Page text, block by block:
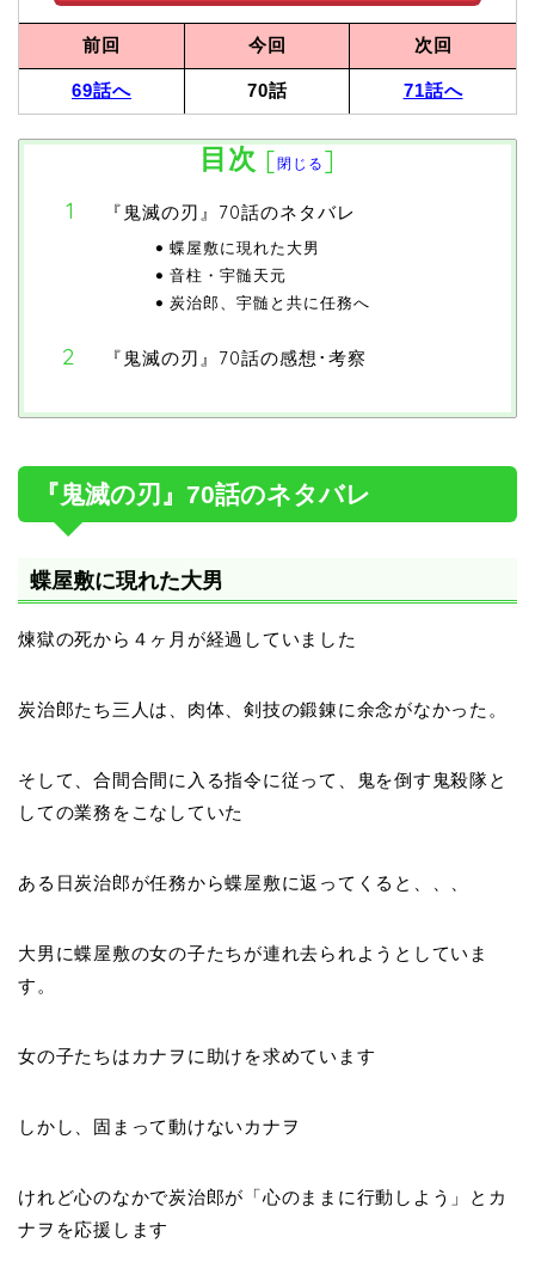
前回 今回 次回
69話へ 70話 71話へ
目次 [閉じる ]
『鬼滅の刃』70話のネタバレ
蝶屋敷に現れた大男
音柱・宇髄天元
炭治郎、宇髄と共に任務へ
『鬼滅の刃』70話の感想･考察
『鬼滅の刃』70話のネタバレ
蝶屋敷に現れた大男
煉獄の死から４ヶ月が経過していました
炭治郎たち三人は、肉体、剣技の鍛錬に余念がなかった。
そして、合間合間に入る指令に従って、鬼を倒す鬼殺隊と
しての業務をこなしていた
ある日炭治郎が任務から蝶屋敷に返ってくると、、、
大男に蝶屋敷の女の子たちが連れ去られようとしていま
す。
女の子たちはカナヲに助けを求めています
しかし、固まって動けないカナヲ
けれど心のなかで炭治郎が「心のままに行動しよう」とカ
ナヲを応援します